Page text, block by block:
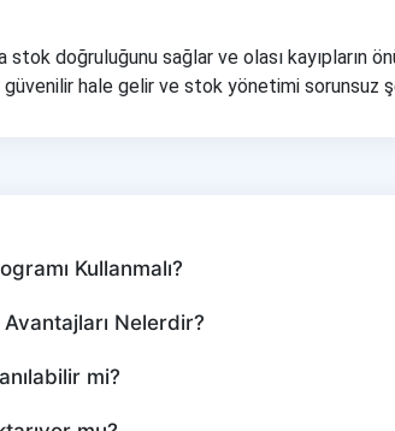
stok doğruluğunu sağlar ve olası kayıpların
hale gelir ve stok yönetimi sorunsuz
Kullanmalı?
Avantajları Nelerdir?
mi?